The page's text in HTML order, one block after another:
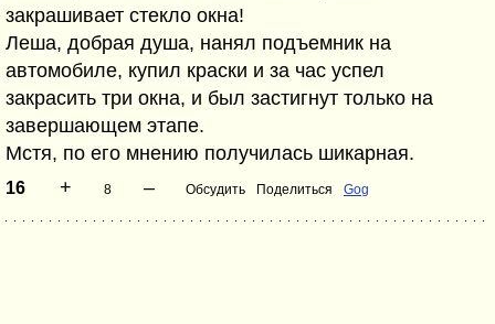
закрашивает стекло окна!
Леша, добрая душа, нанял подъемник на
автомобиле, купил краски и за час успел
закрасить три окна, и был застигнут только на
завершающем этапе.
Мстя, по его мнению получилась шикарная.
16 + 8 – Обсудить Поделиться Gog